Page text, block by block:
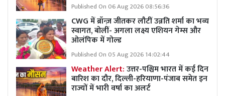
Published On 06 Aug 2026 08:56:36
CWG में ब्रॉन्ज़ जीतकर लौटीं उन्नति शर्मा का भव्य
स्वागत, बोलीं- अगला लक्ष्य एशियन गेम्स और
ओलंपिक में गोल्ड
Published On 05 Aug 2026 14:02:44
Weather Alert:उत्तर-पश्चिम भारत में कई दिन
बारिश का दौर, दिल्ली-हरियाणा-पंजाब समेत इन
राज्यों में भारी वर्षा का अलर्ट